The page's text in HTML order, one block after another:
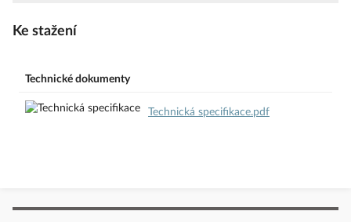
Telefon: +420 267 990 440
E-mail:
EatonCareCZ@eaton.com
Ke stažení
Technické dokumenty
Technická specifikace.pdf